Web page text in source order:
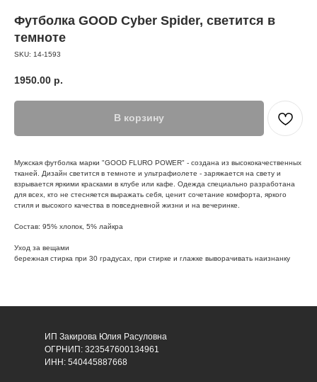
Футболка GOOD Сybеr Sрidеr, светится в
темноте
SKU: 14-1593
1950.00 р.
В корзину
Мужская футболка марки "GOOD FLURO POWER" - создана из высококачественных
тканей. Дизайн светится в темноте и ультрафиолете - заряжается на свету и
взрывается яркими красками в клубе или кафе. Одежда специально разработана
для всех, кто не стесняется выражать себя, ценит сочетание комфорта, яркого
стиля и высокого качества в повседневной жизни и на вечеринке.
Состав: 95% хлопок, 5% лайкра
Уход за вещами
бережная стирка при 30 градусах, при стирке и глажке выворачивать наизнанку
ИП Закирова Юлия Расуловна
ОГРНИП: 323547600134961
ИНН: 540445887668